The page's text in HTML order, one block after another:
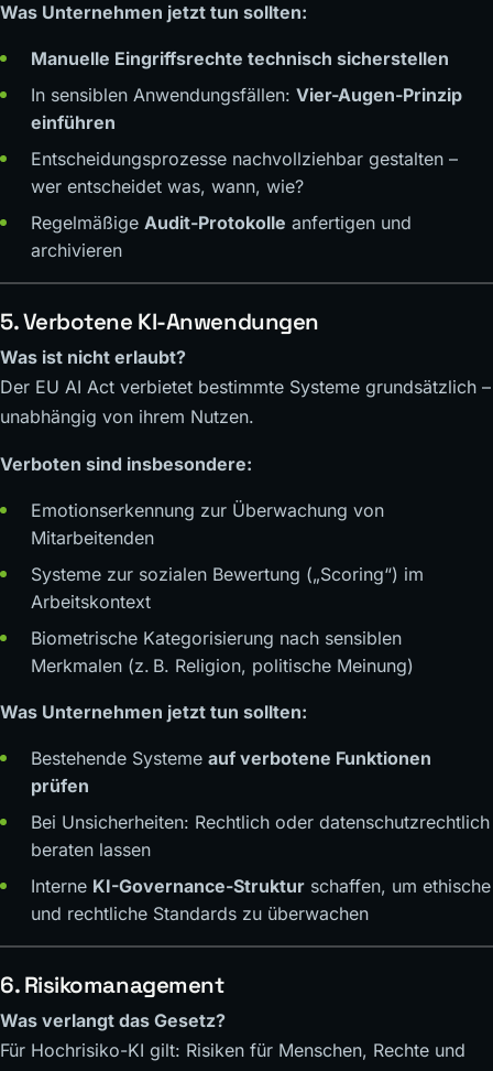
Was Unternehmen jetzt tun sollten:
Manuelle Eingriffsrechte technisch sicherstellen
In sensiblen Anwendungsfällen: Vier-Augen-Prinzip
einführen
Entscheidungsprozesse nachvollziehbar gestalten –
wer entscheidet was, wann, wie?
Regelmäßige Audit-Protokolle anfertigen und
archivieren
5. Verbotene KI-Anwendungen
Was ist nicht erlaubt?
Der EU AI Act verbietet bestimmte Systeme grundsätzlich –
unabhängig von ihrem Nutzen.
Verboten sind insbesondere:
Emotionserkennung zur Überwachung von
Mitarbeitenden
Systeme zur sozialen Bewertung („Scoring“) im
Arbeitskontext
Biometrische Kategorisierung nach sensiblen
Merkmalen (z. B. Religion, politische Meinung)
Was Unternehmen jetzt tun sollten:
Bestehende Systeme auf verbotene Funktionen
prüfen
Bei Unsicherheiten: Rechtlich oder datenschutzrechtlich
beraten lassen
Interne KI-Governance-Struktur schaffen, um ethische
und rechtliche Standards zu überwachen
6. Risikomanagement
Was verlangt das Gesetz?
Für Hochrisiko-KI gilt: Risiken für Menschen, Rechte und